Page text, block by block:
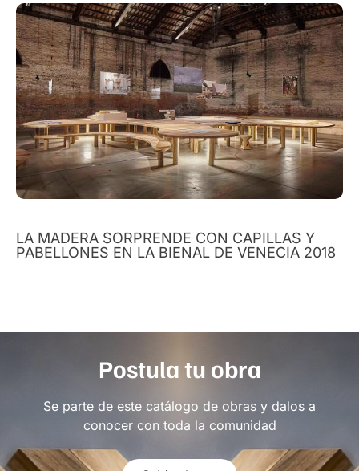
LA MADERA SORPRENDE CON CAPILLAS Y
PABELLONES EN LA BIENAL DE VENECIA 2018
Postula tu obra
Se parte de este catálogo de obras y dalos a
conocer con toda la comunidad